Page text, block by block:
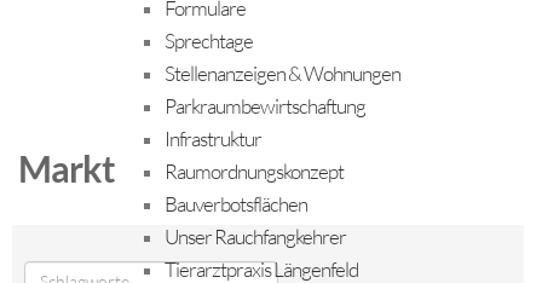
Formulare
Sprechtage
Stellenanzeigen & Wohnungen
Parkraumbewirtschaftung
Infrastruktur
Raumordnungskonzept
Bauverbotsflächen
Unser Rauchfangkehrer
Tierarztpraxis Längenfeld
Markt